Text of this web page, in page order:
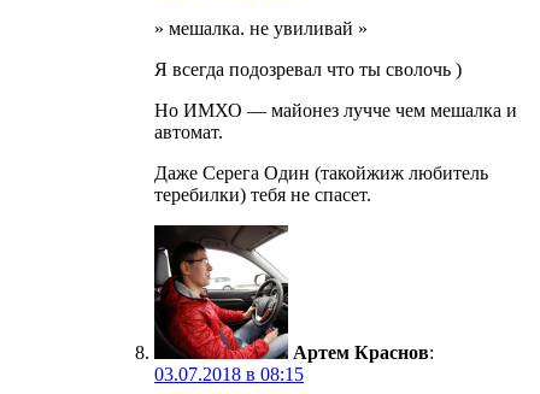
» мешалка. не увиливай »
Я всегда подозревал что ты сволочь )
Но ИМХО — майонез лучче чем мешалка и
автомат.
Даже Серега Один (такойжиж любитель
теребилки) тебя не спасет.
Артем Краснов:
03.07.2018 в 08:15